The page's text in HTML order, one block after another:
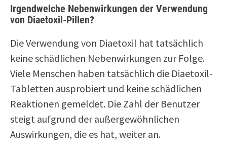
Irgendwelche Nebenwirkungen der Verwendung
von Diaetoxil-Pillen?
Die Verwendung von Diaetoxil hat tatsächlich
keine schädlichen Nebenwirkungen zur Folge.
Viele Menschen haben tatsächlich die Diaetoxil-
Tabletten ausprobiert und keine schädlichen
Reaktionen gemeldet. Die Zahl der Benutzer
steigt aufgrund der außergewöhnlichen
Auswirkungen, die es hat, weiter an.